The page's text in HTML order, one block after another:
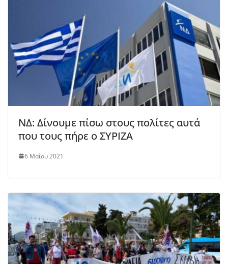
ΝΔ: Δίνουμε πίσω στους πολίτες αυτά
που τους πήρε ο ΣΥΡΙΖΑ
6 Μαΐου 2021